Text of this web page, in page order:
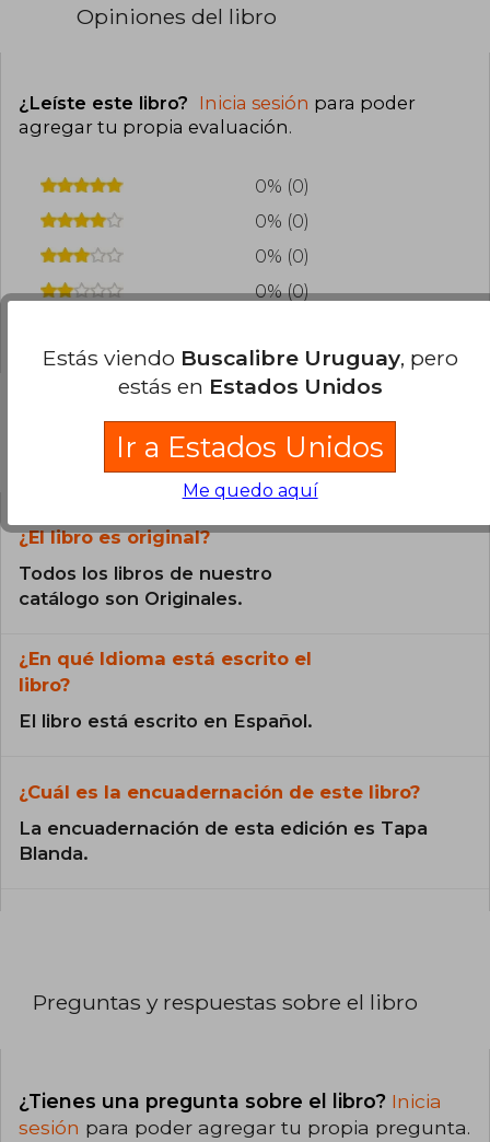
Opiniones del libro
¿Leíste este libro? Inicia sesión para poder
agregar tu propia evaluación.
0% (0)
0% (0)
0% (0)
0% (0)
Preguntas frecuentes sobre el libro
¿El libro es original?
Todos los libros de nuestro
catálogo son Originales.
¿En qué Idioma está escrito el
libro?
El libro está escrito en Español.
¿Cuál es la encuadernación de este libro?
La encuadernación de esta edición es Tapa
Blanda.
Preguntas y respuestas sobre el libro
¿Tienes una pregunta sobre el libro? Inicia
sesión para poder agregar tu propia pregunta.
Estás viendo Buscalibre Uruguay, pero
estás en Estados Unidos
Ir a Estados Unidos
Me quedo aquí